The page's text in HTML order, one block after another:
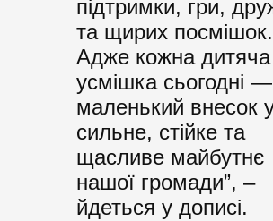
підтримки, гри,
та щирих посмішок.
Адже кожна дитяча
усмішка сьогодні
маленький внесок
сильне, стійке та
щасливе майбутнє
нашої громади”, –
йдеться у дописі.